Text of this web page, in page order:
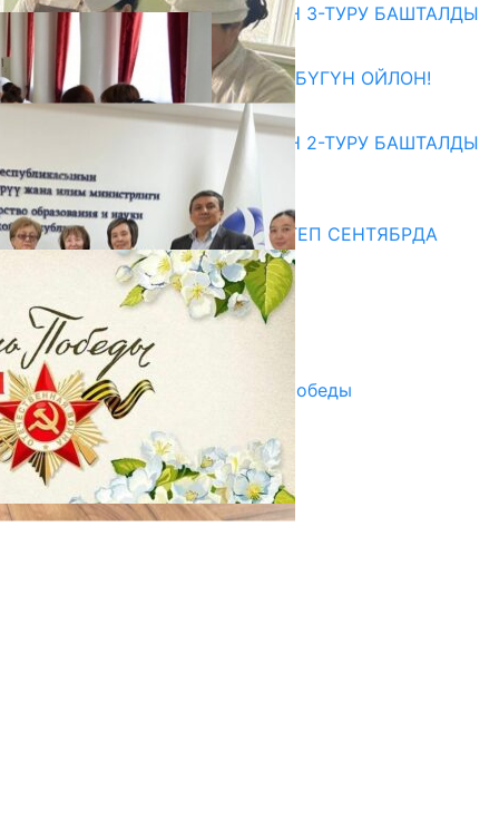
ЖОЖДОРГО КАБЫЛ АЛУУНУН 3-ТУРУ БАШТАЛДЫ
27.07.2026
ӨЗҮҢДҮН КЕЛЕЧЕГИҢ ҮЧҮН БҮГҮН ОЙЛОН!
20.07.2026
ЖОЖДОРГО КАБЫЛ АЛУУНУН 2-ТУРУ БАШТАЛДЫ
20.07.2026
Медиа
СУЗАКТА 750 ОРУНДУУ МЕКТЕП СЕНТЯБРДА
ПАЙДАЛАНУУГА БЕРИЛЕТ
07.08.2025
Улуу Жеңиштин жандуу сөзү
29.04.2025
Награды в преддверии Дня Победы
29.04.2025